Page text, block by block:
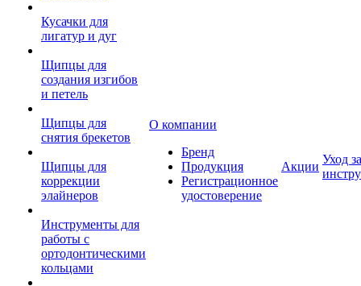
Кусачки для
лигатур и дуг
Щипцы для
создания изгибов
и петель
Щипцы для
снятия брекетов
Щипцы для
коррекции
элайнеров
Инструменты для
работы с
ортодонтическими
кольцами
О компании
Бренд
Продукция
Регистрационное
удостоверение
Акции
Уход за